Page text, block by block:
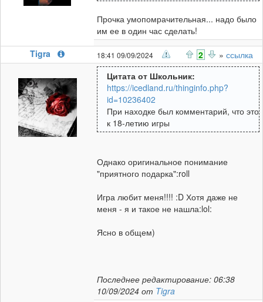
Прочка умопомрачительная... надо было
им ее в один час сделать!
Tigra
18:41 09/09/2024 2 » ссылка
Цитата от Школьник:
https://icedland.ru/thinginfo.php?
id=10236402
При находке был комментарий, что это
к 18-летию игры
Однако оригинальное понимание
"приятного подарка":roll
Игра любит меня!!!! :D Хотя даже не
меня - я и такое не нашла:lol:
Ясно в общем)
Последнее редактирование: 06:38
10/09/2024 от Tigra